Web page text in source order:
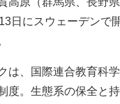
日にスウェーデンで
は、国際連合教育科
度。生態系の保全と